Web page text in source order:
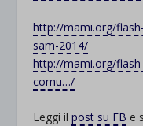
http://mami.org/
sam-2014/
http://mami.org/
comu…/
Leggi ilpost su FB e